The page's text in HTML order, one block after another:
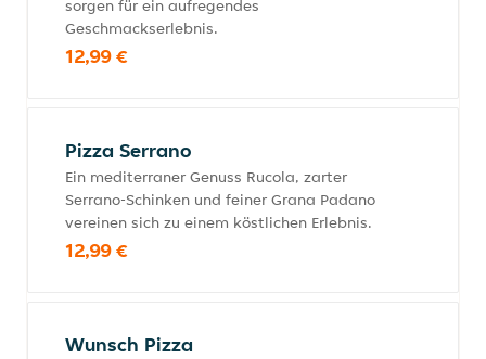
sorgen für ein aufregendes
Geschmackserlebnis.
12,99 €
Pizza Serrano
Ein mediterraner Genuss Rucola, zarter
Serrano-Schinken und feiner Grana Padano
vereinen sich zu einem köstlichen Erlebnis.
12,99 €
Wunsch Pizza